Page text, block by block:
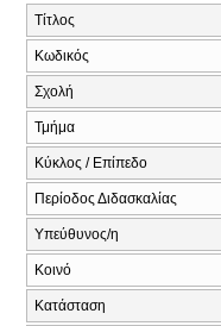
Τίτλος
Κωδικός
Σχολή
Τμήμα
Κύκλος / Επίπεδο
Περίοδος Διδασκαλίας
Υπεύθυνος/η
Κοινό
Κατάσταση